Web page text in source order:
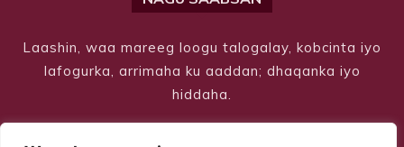
Laashin, waa mareeg loogu talogalay, kobcinta iyo
lafogurka, arrimaha ku aaddan; dhaqanka iyo
hiddaha.